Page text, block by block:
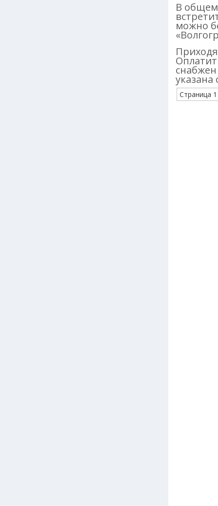
В
можно
Страница